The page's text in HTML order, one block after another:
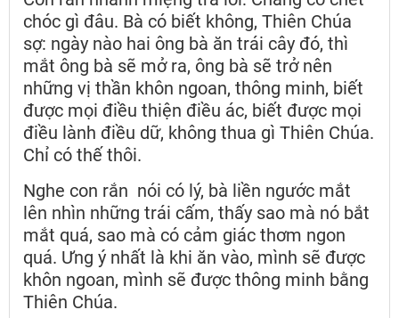
chóc gì đâu. Bà có biết không, Thiên Chúa
sợ: ngày nào hai ông bà ăn trái cây đó, thì
mắt ông bà sẽ mở ra, ông bà sẽ trở nên
những vị thần khôn ngoan, thông minh, biết
được mọi điều thiện điều ác, biết được mọi
điều lành điều dữ, không thua gì Thiên Chúa.
Chỉ có thế thôi.
Nghe con rắn nói có lý, bà liền ngước mắt
lên nhìn những trái cấm, thấy sao mà nó bắt
mắt quá, sao mà có cảm giác thơm ngon
quá. Ưng ý nhất là khi ăn vào, mình sẽ được
khôn ngoan, mình sẽ được thông minh bằng
Thiên Chúa.